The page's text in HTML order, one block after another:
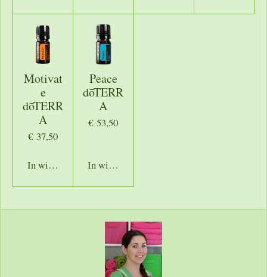
Motivat
e
dōTERR
A
€ 37,50
In winkelwagen
Peace
dōTERR
A
€ 53,50
In winkelwagen